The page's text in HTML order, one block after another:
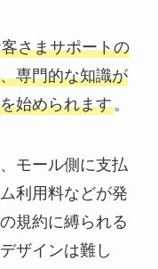
さまサポートの
専門的な知識が
始められます。
モール側に支払
利用料などが発
規約に縛られる
ザインは難し